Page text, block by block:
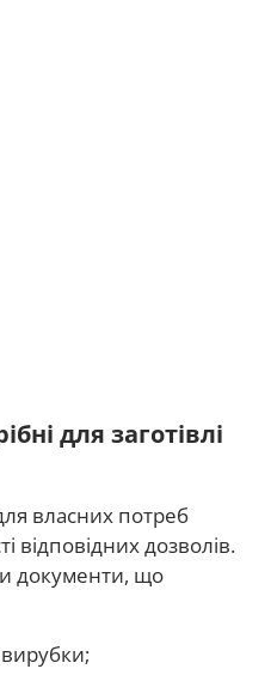
для заготівлі
власних потреб
відповідних дозволів.
документи, що